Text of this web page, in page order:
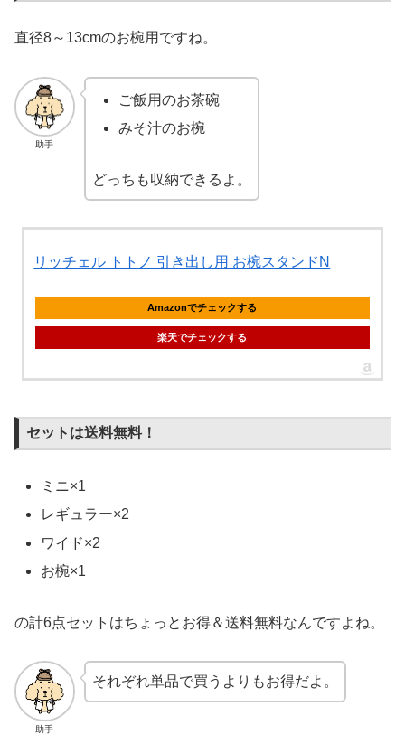
直径8～13cmのお椀用ですね。
助手
ご飯用のお茶碗
みそ汁のお椀
どっちも収納できるよ。
リッチェル トトノ 引き出し用 お椀スタンドN
Amazonでチェックする
楽天でチェックする
セットは送料無料！
ミニ×1
レギュラー×2
ワイド×2
お椀×1
の計6点セットはちょっとお得＆送料無料なんですよね。
助手
それぞれ単品で買うよりもお得だよ。